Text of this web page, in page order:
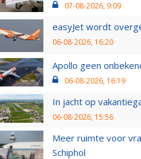
07-08-2026, 9:09
easyJet wordt
06-08-2026, 16:20
Apollo geen
06-08-2026, 16:19
In jacht op
06-08-2026, 15:56
Meer ruimte voor
Schiphol